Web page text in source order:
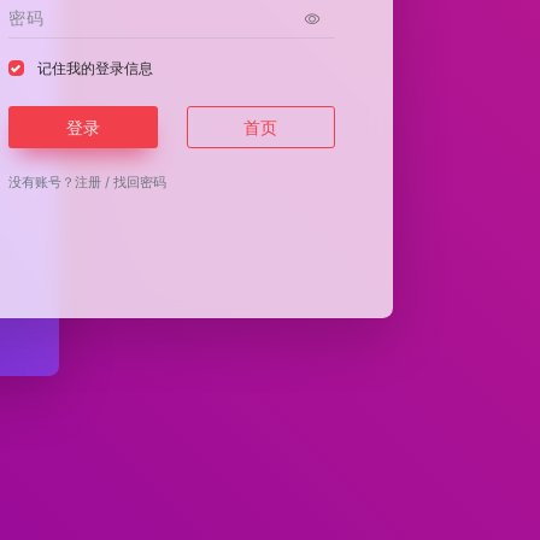
记住我的登录信息
登录 首页
没有账号？注册 /找回密码